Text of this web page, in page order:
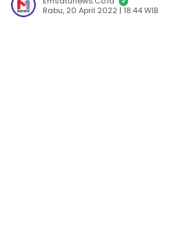
Rabu, 20 April 2022 | 18:44 WIB